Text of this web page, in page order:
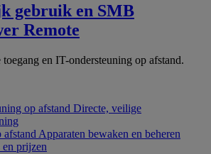
gebruik en SMB
Remote
en IT-ondersteuning op afstand.
op afstand Directe, veilige
afstand Apparaten bewaken en beheren
en prijzen